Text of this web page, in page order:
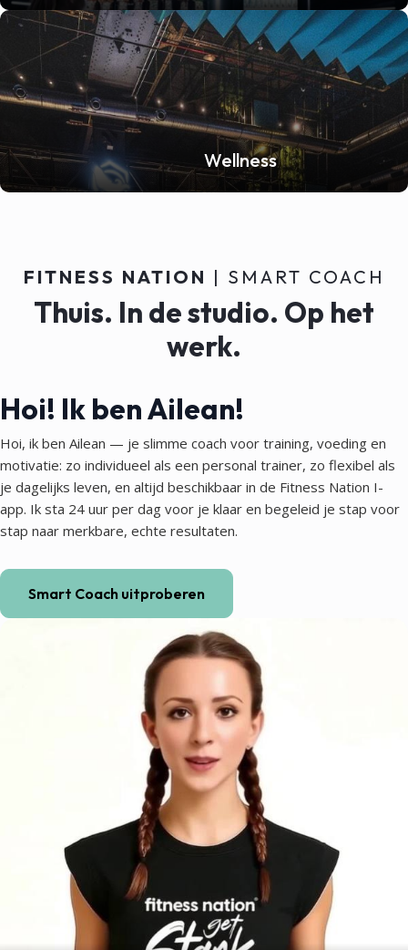
Wellness
FITNESS NATION | SMART COACH
Thuis. In de studio. Op het
werk.
Hoi! Ik ben Ailean!
Hoi, ik ben Ailean — je slimme coach voor training, voeding en
motivatie: zo individueel als een personal trainer, zo flexibel als
je dagelijks leven, en altijd beschikbaar in de Fitness Nation I-
app. Ik sta 24 uur per dag voor je klaar en begeleid je stap voor
stap naar merkbare, echte resultaten.
Smart Coach uitproberen
Coaching
Persoonlijke coachingchat, 100%
op maat, met toegang tot